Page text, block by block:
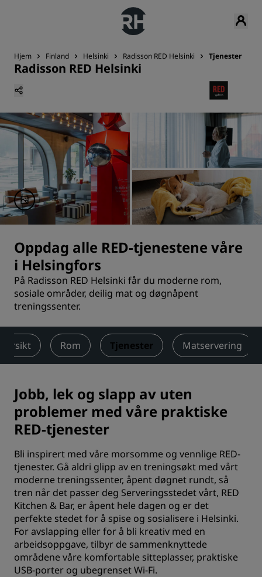
Hjem Finland Helsinki Radisson RED Helsinki Tjenester
Radisson RED Helsinki
Oppdag alle RED-tjenestene våre
i Helsingfors
På Radisson RED Helsinki får du moderne rom,
sosiale områder, deilig mat og døgnåpent
treningssenter.
Rom Tjenester Matservering
Jobb, lek og slapp av uten
problemer med våre praktiske
RED-tjenester
Bli inspirert med våre morsomme og vennlige RED-
tjenester. Gå aldri glipp av en treningsøkt med vårt
moderne treningssenter, åpent døgnet rundt, så
tren når det passer deg Serveringsstedet vårt, RED
Kitchen & Bar, er åpent hele dagen og er det
perfekte stedet for å spise og sosialisere i Helsinki.
For avslapping eller for å bli kreativ med en
arbeidsoppgave, tilbyr de sammenknyttede
områdene våre komfortable sitteplasser, praktiske
USB-porter og ubegrenset Wi-Fi.